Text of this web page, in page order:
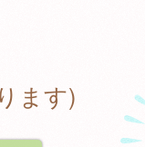
ます)